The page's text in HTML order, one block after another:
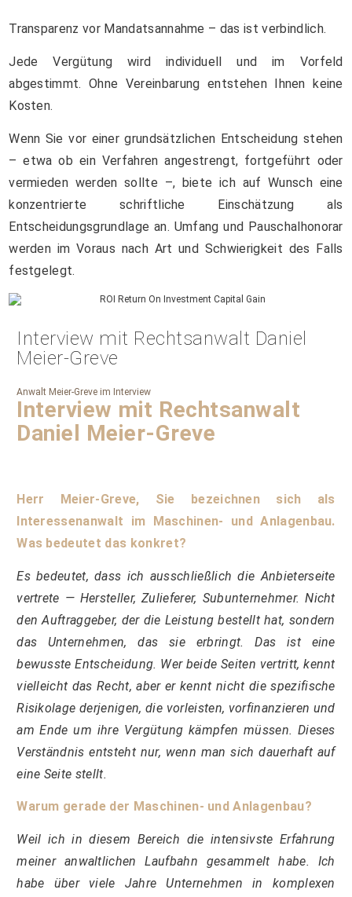
Transparenz vor Mandatsannahme – das ist verbindlich.
Jede Vergütung wird individuell und im Vorfeld
abgestimmt. Ohne Vereinbarung entstehen Ihnen keine
Kosten.
Wenn Sie vor einer grundsätzlichen Entscheidung stehen
– etwa ob ein Verfahren angestrengt, fortgeführt oder
vermieden werden sollte –, biete ich auf Wunsch eine
konzentrierte schriftliche Einschätzung als
Entscheidungsgrundlage an. Umfang und Pauschalhonorar
werden im Voraus nach Art und Schwierigkeit des Falls
festgelegt.
Interview mit Rechtsanwalt Daniel
Meier-Greve
Anwalt Meier-Greve im Interview
Interview mit Rechtsanwalt
Daniel Meier-Greve
Herr Meier-Greve, Sie bezeichnen sich als
Interessenanwalt im Maschinen- und Anlagenbau.
Was bedeutet das konkret?
Es bedeutet, dass ich ausschließlich die Anbieterseite
vertrete — Hersteller, Zulieferer, Subunternehmer. Nicht
den Auftraggeber, der die Leistung bestellt hat, sondern
das Unternehmen, das sie erbringt. Das ist eine
bewusste Entscheidung. Wer beide Seiten vertritt, kennt
vielleicht das Recht, aber er kennt nicht die spezifische
Risikolage derjenigen, die vorleisten, vorfinanzieren und
am Ende um ihre Vergütung kämpfen müssen. Dieses
Verständnis entsteht nur, wenn man sich dauerhaft auf
eine Seite stellt.
Warum gerade der Maschinen- und Anlagenbau?
Weil ich in diesem Bereich die intensivste Erfahrung
meiner anwaltlichen Laufbahn gesammelt habe. Ich
habe über viele Jahre Unternehmen in komplexen